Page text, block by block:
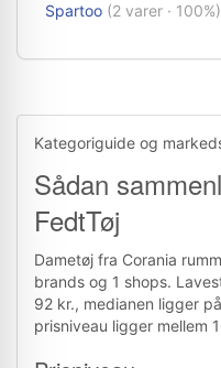
Spartoo (2 varer · 100%)
Kategoriguide og
Sådan
FedtTøj
Dametøj fra Corania
brands og 1 shops.
92 kr., medianen ligger
prisniveau ligger mellem